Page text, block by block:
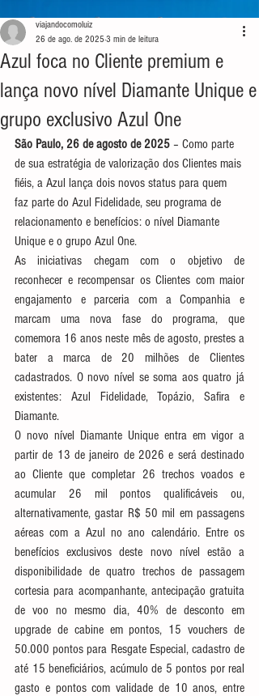
Azul foca no Cliente premium e
lança novo nível Diamante Unique e
grupo exclusivo Azul One
viajandocomoluiz
26 de ago. de 2025 3 min de leitura
São Paulo, 26 de agosto de 2025 – Como parte
de sua estratégia de valorização dos Clientes mais
fiéis, a Azul lança dois novos status para quem
faz parte do Azul Fidelidade, seu programa de
relacionamento e benefícios: o nível Diamante
Unique e o grupo Azul One.
As iniciativas chegam com o objetivo de
reconhecer e recompensar os Clientes com maior
engajamento e parceria com a Companhia e
marcam uma nova fase do programa, que
comemora 16 anos neste mês de agosto, prestes a
bater a marca de 20 milhões de Clientes
cadastrados. O novo nível se soma aos quatro já
existentes: Azul Fidelidade, Topázio, Safira e
Diamante.
O novo nível Diamante Unique entra em vigor a
partir de 13 de janeiro de 2026 e será destinado
ao Cliente que completar 26 trechos voados e
acumular 26 mil pontos qualificáveis ou,
alternativamente, gastar R$ 50 mil em passagens
aéreas com a Azul no ano calendário. Entre os
benefícios exclusivos deste novo nível estão a
disponibilidade de quatro trechos de passagem
cortesia para acompanhante, antecipação gratuita
de voo no mesmo dia, 40% de desconto em
upgrade de cabine em pontos, 15 vouchers de
50.000 pontos para Resgate Especial, cadastro de
até 15 beneficiários, acúmulo de 5 pontos por real
gasto e pontos com validade de 10 anos, entre